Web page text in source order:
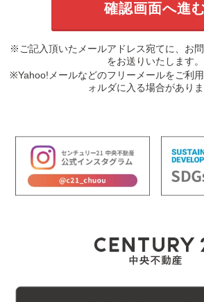
※ご記入頂いたメールアドレス宛てに、お
をお送りいたします。
※Yahoo!メールなどのフリーメールをご利
ォルダに入る場合がありま